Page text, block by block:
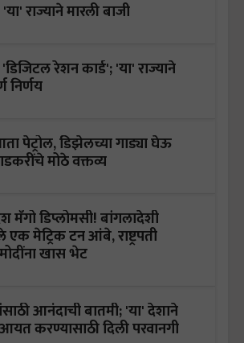
राज्याने मारली बाजी
निर्णय
पेट्रोल, डिझेलच्या गाड्या घेऊ
मोठे वक्तव्य
मॅंगो डिप्लोमसी! बांगलादेशी
टन आंबे, राष्ट्रपती
खास भेट
आनंदाची बातमी; 'या' देशाने
करण्यासाठी दिली परवानगी